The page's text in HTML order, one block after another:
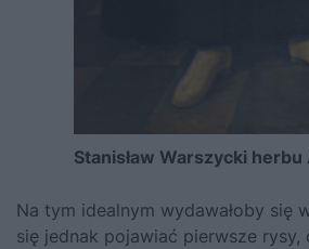
Stanisław Warszycki herbu
Na tym idealnym wydawałoby się
się jednak pojawiać pierwsze